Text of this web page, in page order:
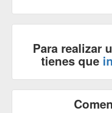
Para realizar
tienes que